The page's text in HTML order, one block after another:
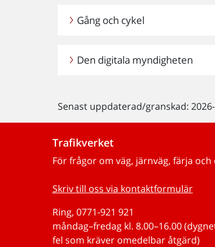
Gång och cykel
Den digitala myndigheten
Senast uppdaterad/granskad: 2026-
Trafikverket
För frågor om väg, järnväg, färja
Skriv till oss via kontaktformulär
Ring, 0771-921 921
måndag–fredag kl. 8.00–16.00
fel som kräver omedelbar åtgärd)